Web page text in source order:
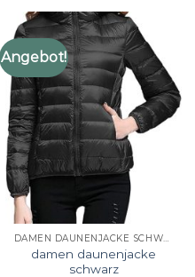
Angebot!
DAMEN DAUNENJACKE SCHWARZ
damen daunenjacke
schwarz